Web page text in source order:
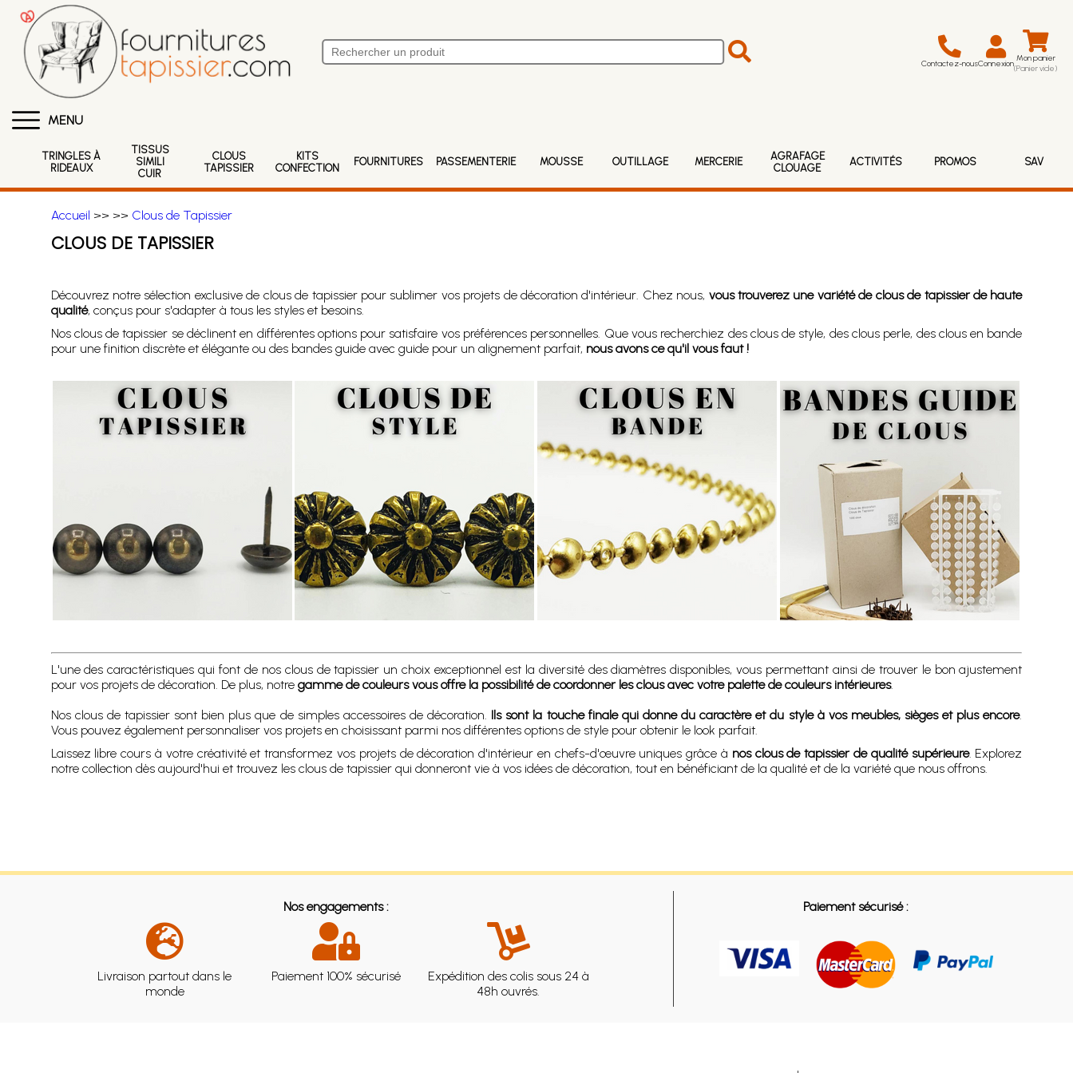
Contactez-nousConnexion Mon panier
(Panier vide)
MENU
TRINGLES À
RIDEAUX
TISSUS
SIMILI
CUIR
CLOUS
TAPISSIER
KITS
CONFECTION
FOURNITURES PASSEMENTERIE MOUSSE OUTILLAGE MERCERIE
AGRAFAGE
CLOUAGE
ACTIVITÉS PROMOS SAV
Accueil >> >> Clous de Tapissier
CLOUS DE TAPISSIER
Découvrez notre sélection exclusive de clous de tapissier pour sublimer vos projets de décoration d'intérieur. Chez nous, vous trouverez une variété de clous de tapissier de haute
qualité, conçus pour s'adapter à tous les styles et besoins.
Nos clous de tapissier se déclinent en différentes options pour satisfaire vos préférences personnelles. Que vous recherchiez des clous de style, des clous perle, des clous en bande
pour une finition discrète et élégante ou des bandes guide avec guide pour un alignement parfait, nous avons ce qu'il vous faut !
L'une des caractéristiques qui font de nos clous de tapissier un choix exceptionnel est la diversité des diamètres disponibles, vous permettant ainsi de trouver le bon ajustement
pour vos projets de décoration. De plus, notre gamme de couleurs vous offre la possibilité de coordonner les clous avec votre palette de couleurs intérieures.
Nos clous de tapissier sont bien plus que de simples accessoires de décoration. Ils sont la touche finale qui donne du caractère et du style à vos meubles, sièges et plus encore.
Vous pouvez également personnaliser vos projets en choisissant parmi nos différentes options de style pour obtenir le look parfait.
Laissez libre cours à votre créativité et transformez vos projets de décoration d'intérieur en chefs-d'œuvre uniques grâce à nos clous de tapissier de qualité supérieure. Explorez
notre collection dès aujourd'hui et trouvez les clous de tapissier qui donneront vie à vos idées de décoration, tout en bénéficiant de la qualité et de la variété que nous offrons.
Nos engagements :
Livraison partout dans le
monde
Paiement 100% sécurisé
Expédition des colis sous 24 à
48h ouvrés.
Paiement sécurisé :